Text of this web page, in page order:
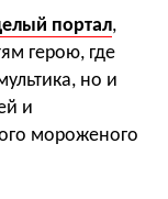
портал,
герою, где
но и
и
мороженого